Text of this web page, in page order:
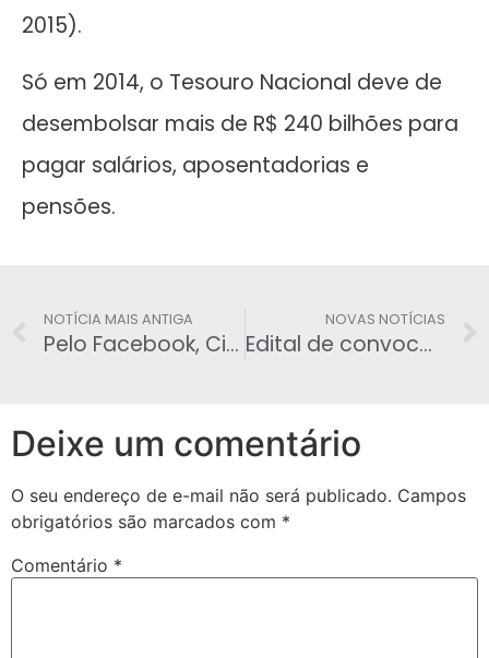
2015).
Só em 2014, o Tesouro Nacional deve de
desembolsar mais de R$ 240 bilhões para
pagar salários, aposentadorias e
pensões.
NOTÍCIA MAIS ANTIGA
Pelo Facebook, Ciro Gomes exige renúncia de Eduardo Cunha
NOVAS NOTÍCIAS
Edital de convocação para Assembléia Geral Ordinária e Extraordinária
Deixe um comentário
O seu endereço de e-mail não será publicado. Campos
obrigatórios são marcados com *
Comentário *